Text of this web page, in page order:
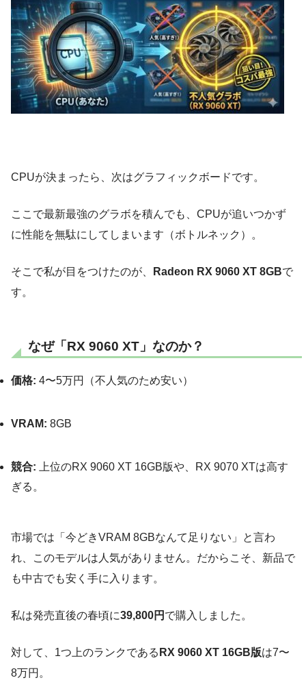
CPUが決まったら、次はグラフィックボードです。
ここで最新最強のグラボを積んでも、CPUが追いつかず
に性能を無駄にしてしまいます（ボトルネック）。
そこで私が目をつけたのが、 Radeon RX 9060 XT 8GBで
す。
なぜ「RX 9060 XT」なのか？
価格: 4〜5万円（不人気のため安い）
VRAM: 8GB
競合: 上位のRX 9060 XT 16GB版や、RX 9070 XTは高す
ぎる。
市場では「今どきVRAM 8GBなんて足りない」と言わ
れ、このモデルは人気がありません。だからこそ、新品で
も中古でも安く手に入ります。
私は発売直後の春頃に39,800円 で購入しました。
対して、1つ上のランクである RX 9060 XT 16GB版は7〜
8万円。